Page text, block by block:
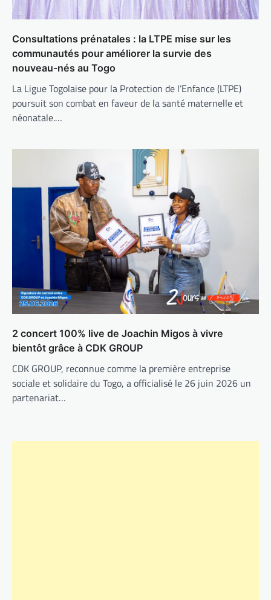
Consultations prénatales : la LTPE mise sur les
communautés pour améliorer la survie des
nouveau-nés au Togo
La Ligue Togolaise pour la Protection de l’Enfance (LTPE)
poursuit son combat en faveur de la santé maternelle et
néonatale.…
2 concert 100% live de Joachin Migos à vivre
bientôt grâce à CDK GROUP
CDK GROUP, reconnue comme la première entreprise
sociale et solidaire du Togo, a officialisé le 26 juin 2026 un
partenariat…